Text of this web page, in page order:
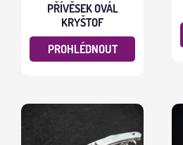
PŘÍVĚSEK OVÁL
KRYŠTOF
PROHLÉDNOUT